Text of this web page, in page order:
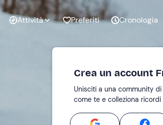
Compleanno
Attività Preferiti Cronologia
Crea un account
Unisciti a una community
come te e colleziona